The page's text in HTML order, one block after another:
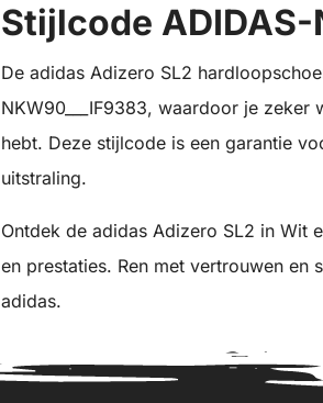
Stijlcode
De adidas Adizero SL2
NKW90___IF9383, waardoor je zeker
hebt. Deze stijlcode is een garantie
uitstraling.
Ontdek de adidas Adizero SL2 in Wit
en prestaties. Ren met vertrouwen en
adidas.